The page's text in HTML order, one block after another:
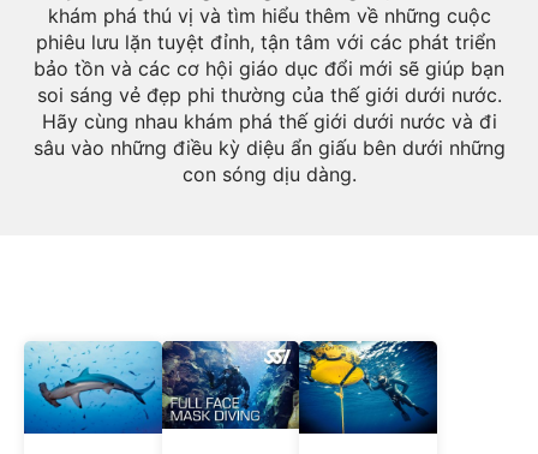
khám phá thú vị và tìm hiểu thêm về những cuộc
phiêu lưu lặn tuyệt đỉnh, tận tâm với các phát triển ​​
bảo tồn và các cơ hội giáo dục đổi mới sẽ giúp bạn
soi sáng vẻ đẹp phi thường của thế giới dưới nước.
Hãy cùng nhau khám phá thế giới dưới nước và đi
sâu vào những điều kỳ diệu ẩn giấu bên dưới những
con sóng dịu dàng.